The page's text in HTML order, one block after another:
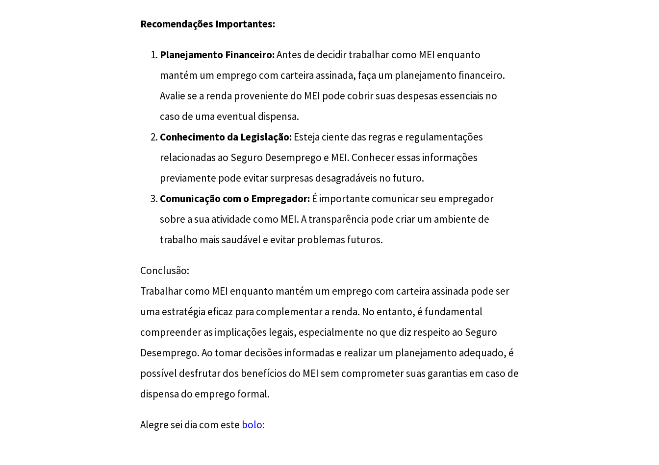
Recomendações Importantes:
Planejamento Financeiro:Antes de decidir trabalhar como MEI enquanto
mantém um emprego com carteira assinada, faça um planejamento financeiro.
Avalie se a renda proveniente do MEI pode cobrir suas despesas essenciais no
caso de uma eventual dispensa.
Conhecimento da Legislação: Esteja ciente das regras e regulamentações
relacionadas ao Seguro Desemprego e MEI. Conhecer essas informações
previamente pode evitar surpresas desagradáveis no futuro.
Comunicação com o Empregador: É importante comunicar seu empregador
sobre a sua atividade como MEI. A transparência pode criar um ambiente de
trabalho mais saudável e evitar problemas futuros.
Conclusão:
Trabalhar como MEI enquanto mantém um emprego com carteira assinada pode ser
uma estratégia eficaz para complementar a renda. No entanto, é fundamental
compreender as implicações legais, especialmente no que diz respeito ao Seguro
Desemprego. Ao tomar decisões informadas e realizar um planejamento adequado, é
possível desfrutar dos benefícios do MEI sem comprometer suas garantias em caso de
dispensa do emprego formal.
Alegre sei dia com este bolo: